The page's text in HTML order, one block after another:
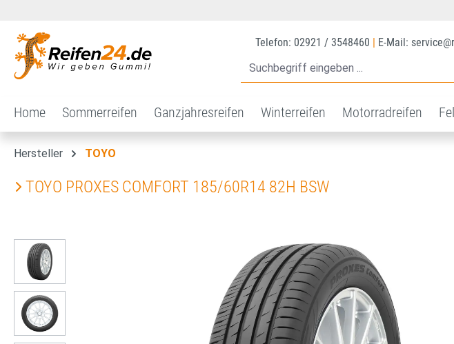
Telefon: 02921 / 3548460 E-Mail:
Home Sommerreifen Ganzjahresreifen Winterreifen Motorradreifen
Hersteller TOYO
TOYO PROXES COMFORT 185/60R14 82H BSW
Bildergalerie überspringen